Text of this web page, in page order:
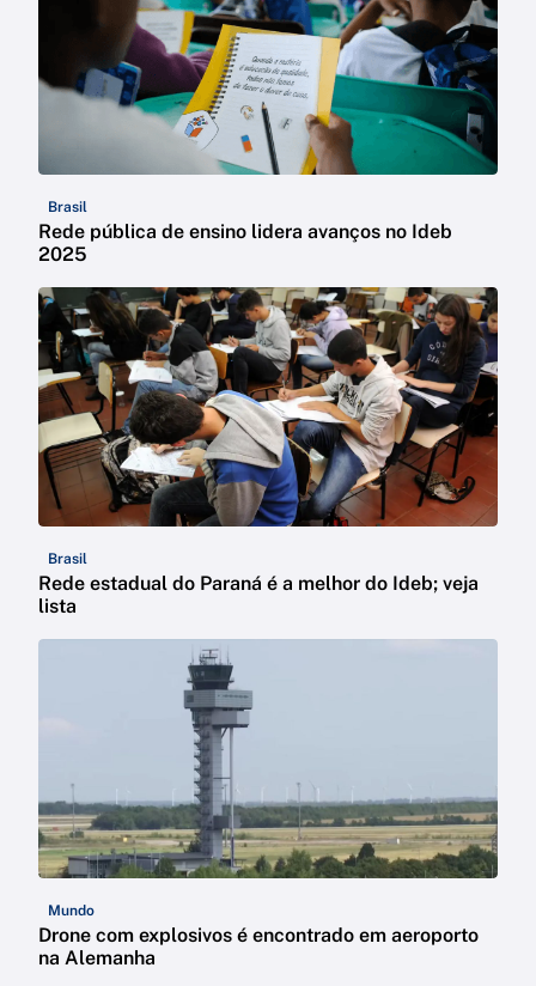
Brasil
Rede pública de ensino lidera avanços no Ideb
2025
Brasil
Rede estadual do Paraná é a melhor do Ideb; veja
lista
Mundo
Drone com explosivos é encontrado em aeroporto
na Alemanha